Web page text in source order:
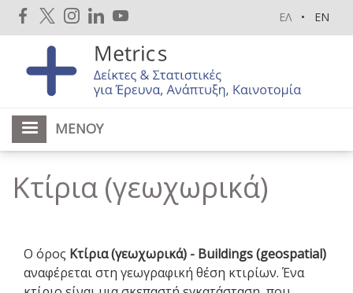
Παράκαμψη
προς
κυρίως
ΕΛ EN
ΜΕΝΟΎ
Κτίρια (γεωχωρικά)
Ο όρος Κτίρια (γεωχωρικά) - Buildings (geospatial)
αναφέρεται στη γεωγραφική θέση κτιρίων. Ένα